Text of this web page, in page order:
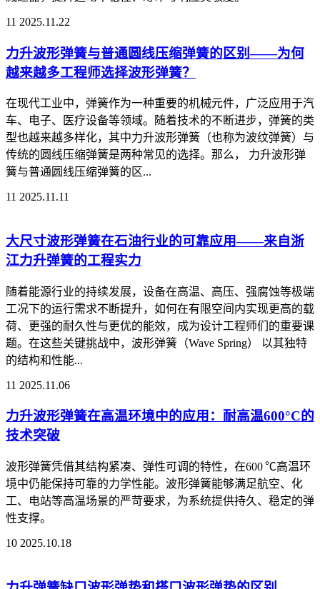
11 2025.11.22
力升波形弹簧与普通圆线压缩弹簧的区别——为何
越来越多工程师选择波形弹簧？
在现代工业中，弹簧作为一种重要的机械元件，广泛应用于汽
车、电子、医疗设备等领域。随着技术的不断进步，弹簧的类
型也越来越多样化，其中力升波形弹簧（也称为波纹弹簧）与
传统的圆线压缩弹簧是两种常见的选择。那么， 力升波形弹
簧与普通圆线压缩弹簧的区...
11 2025.11.11
大尺寸波形弹簧在石油行业的可靠应用——来自浙
江力升弹簧的工程实力
随着能源行业的持续发展，设备在高温、高压、强腐蚀等极端
工况下的运行需求不断提升，如何在有限空间内实现更高的载
荷、更强的耐久性与更优的能效，成为设计工程师们的重要课
题。在这些关键挑战中，波形弹簧（Wave Spring） 以其独特
的结构和性能...
11 2025.11.06
力升波形弹簧在高温环境中的应用：耐高温600°C的
技术突破
波形弹簧凭借其结构紧凑、弹性可调的特性，在600 ℃高温环
境中仍能保持可靠的力学性能。波形弹簧能够满足航空、化
工、电站等高温场景的严苛要求，为系统提供持久、稳定的弹
性支撑。
10 2025.10.18